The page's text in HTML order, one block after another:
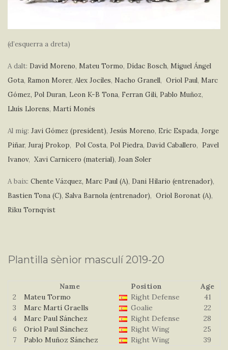
(d’esquerra a dreta)
A dalt: David Moreno, Mateu Tormo, Dídac Bosch, Miguel Ángel
Gota, Ramon Morer, Alex Jociles, Nacho Granell, Oriol Paul, Marc
Gómez, Pol Duran, Leon K-B Tona, Ferran Gili, Pablo Muñoz,
Lluís Llorens, Martí Monés
Al mig: Javi Gómez (president), Jesús Moreno, Eric Espada, Jorge
Piñar, Juraj Prokop, Pol Costa, Pol Piedra, David Caballero, Pavel
Ivanov, Xavi Carnicero (material), Joan Soler
A baix: Chente Vázquez, Marc Paul (A), Dani Hilario (entrenador),
Bastien Tona (C), Salva Barnola (entrenador), Oriol Boronat (A),
Riku Tornqvist
Plantilla sènior masculí 2019-20
Name Position
Age
2
Mateu Tormo Right Defense
41
3
Marc Martí Graells Goalie
22
4
Marc Paul Sánchez Right Defense
28
6
Oriol Paul Sánchez Right Wing
25
7
Pablo Muñoz Sánchez Right Wing 39